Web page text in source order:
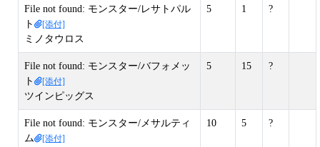
File not found: モンスター/レサトパル
ト
[添付]
ミノタウロス
5 1 ?
File not found: モンスター/バフォメッ
ト
[添付]
ツインピッグス
5 15 ?
File not found: モンスター/メサルティ
ム
[添付]
10 5 ?